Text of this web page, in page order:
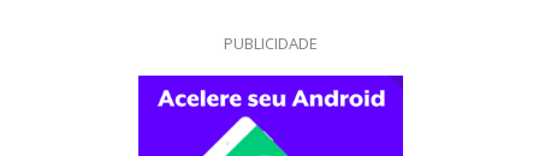
PUBLICIDADE